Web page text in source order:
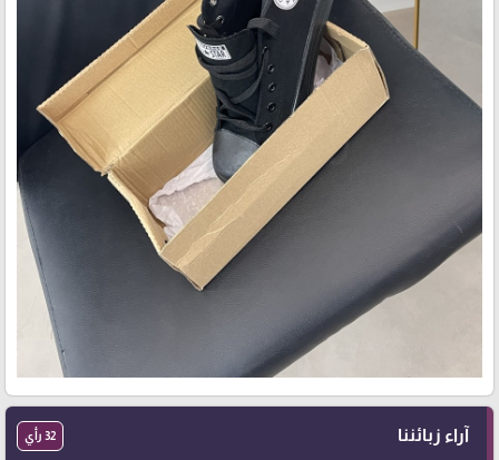
آراء زبائننا 32 رأي